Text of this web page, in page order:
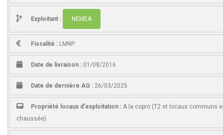
Exploitant : NEMEA
Fiscalité : LMNP
Date de livraison : 01/08/2016
Date de dernière AG : 26/03/2025
Propriété locaux d'exploitation : A la copro (T2 et locaux communs
chaussée)